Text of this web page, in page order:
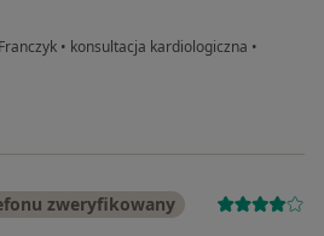
• konsultacja kardiologiczna •
zweryfikowany